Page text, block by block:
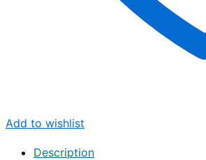
Add to wishlist
Description